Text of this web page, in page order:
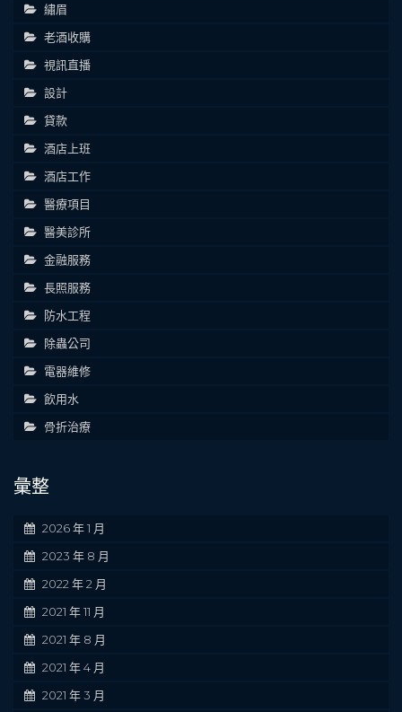
繡眉
老酒收購
視訊直播
設計
貸款
酒店上班
酒店工作
醫療項目
醫美診所
金融服務
長照服務
防水工程
除蟲公司
電器維修
飲用水
骨折治療
彙整
2026 年 1 月
2023 年 8 月
2022 年 2 月
2021 年 11 月
2021 年 8 月
2021 年 4 月
2021 年 3 月